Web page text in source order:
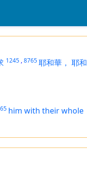
1245 ,8765耶和華， 耶和
him with their whole